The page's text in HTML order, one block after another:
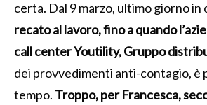
certa. Dal 9 marzo, ultimo giorno in
recato al lavoro, fino a quando
call center Youtility, Gruppo
dei provvedimenti anti-contagio, è
tempo. Troppo, per Francesca,